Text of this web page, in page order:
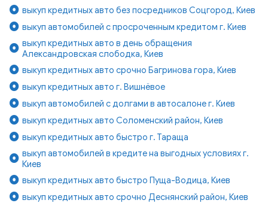
выкуп кредитных авто без посредников Соцгород, Киев
выкуп автомобилей с просроченным кредитом г. Киев
выкуп кредитных авто в день обращения
Александровская слободка, Киев
выкуп кредитных авто срочно Багринова гора, Киев
выкуп кредитных авто г. Вишнёвое
выкуп автомобилей с долгами в автосалоне г. Киев
выкуп кредитных авто Соломенский район, Киев
выкуп кредитных авто быстро г. Тараща
выкуп автомобилей в кредите на выгодных условиях г.
Киев
выкуп кредитных авто быстро Пуща-Водица, Киев
выкуп кредитных авто срочно Деснянский район, Киев